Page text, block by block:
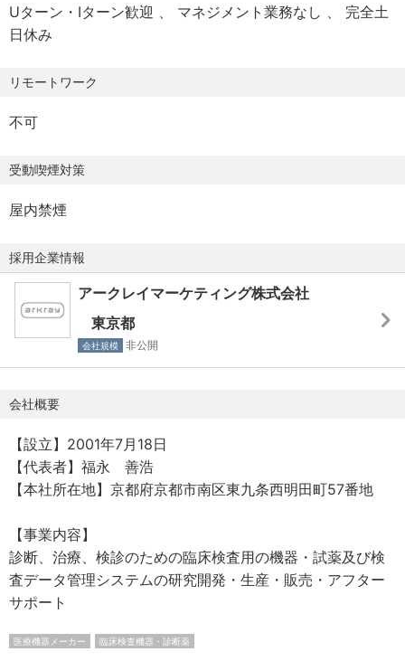
■業務内容
学術業務を中心に1回程度の管理薬剤師業務。臨床上より有
頼向上に貢献。
また、専門的な立場から販売促進活動や社内の教育研修な
＜具体的な業務内容＞
1)学術業務
対応どちらの場合もございます）
・社員への学術教育
・文献検索、資料作成 等
※資材の作成等については、別途専門のチームがありま
す。
・薬事監査：営業所ならびに倉庫での試薬の管理状況など
・薬事管理体制の整備
・薬事管理の運営
・帳簿の管理
・当局への報告書類作成と報告
・社員への薬事教育 等
■組織構成
マーケティング統括部 学術推進チーム への配属となりま
・年末年始（会社カレンダーに準じて指定有給）
・慶弔休暇
※年間休日日数122日（2025年度）
【福利厚生】
・通勤手当：月額上限5万円まで支給
・家族手当：子女手当：1人20,000円／月
・各種社会保険完備（健康保険、厚生年金保険、雇用保
険、労災保険）
・企業DC制度
・人間ドック費用負担：35歳以上の従業員は人間ドックの
＜教育制度・資格補助補足＞
・専門別研修
・グロービス学び放題のアカウント付与
・スマートフォン、PC貸与
・親睦会、各種クラブ活動
従業員同士の親睦ときずなを深めることを目的とした互助
制度。
クラブ活動（ゴルフ部など）や、懇親イベント企画を通じ
て社内コミュニティの形成と円滑な業務運営をしていま
Uターン・Iターン歓迎 マネジメント業務なし
完全土
日休み
リモートワーク
不可
受動喫煙対策
屋内禁煙
採用企業情報
アークレイマーケティング株式会社
東京都
会社規模 非公開
会社概要
【設立】2001年7月18日
【代表者】福永 善浩
【本社所在地】京都府京都市南区東九条西明田町57番地
【事業内容】
診断、治療、検診のための臨床検査用の機器・試薬及び検
査データ管理システムの研究開発・生産・販売・アフター
サポート
医療機器メーカー 臨床検査機器・診断薬